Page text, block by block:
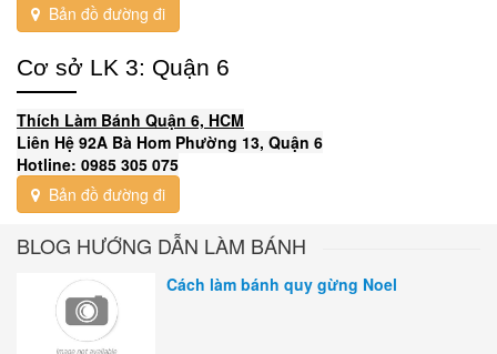
Bản đồ đường đi
Cơ sở LK 3: Quận 6
Thích Làm Bánh Quận 6, HCM
Liên Hệ 92A Bà Hom Phường 13, Quận 6
Hotline: 0985 305 075
Bản đồ đường đi
BLOG HƯỚNG DẪN LÀM BÁNH
Cách làm bánh quy gừng Noel